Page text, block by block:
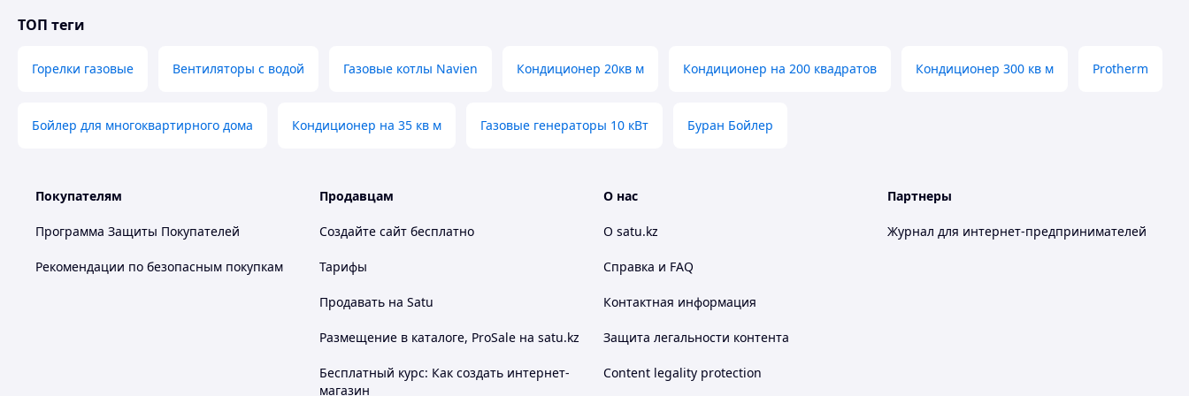
ТОП теги
Горелки газовые Вентиляторы с водой Газовые котлы Navien Кондиционер 20кв м Кондиционер на 200 квадратов Кондиционер 300 кв м Protherm
Бойлер для многоквартирного дома Кондиционер на 35 кв м Газовые генераторы 10 кВт Буран Бойлер
Покупателям
Программа Защиты Покупателей
Рекомендации по безопасным покупкам
Продавцам
Создайте сайт бесплатно
Тарифы
Продавать на Satu
Размещение в каталоге, ProSale на satu.kz
Бесплатный курс: Как создать интернет-
магазин
О нас
О satu.kz
Справка и FAQ
Контактная информация
Защита легальности контента
Content legality protection
Партнеры
Журнал для интернет-предпринимателей